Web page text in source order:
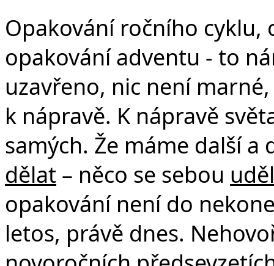
Opakování ročního
opakování adventu - to
uzavřeno, nic není
k nápravě. K nápravě
samých. Že máme další a
dělat – něco se sebou
opakování není do
letos, právě dnes.